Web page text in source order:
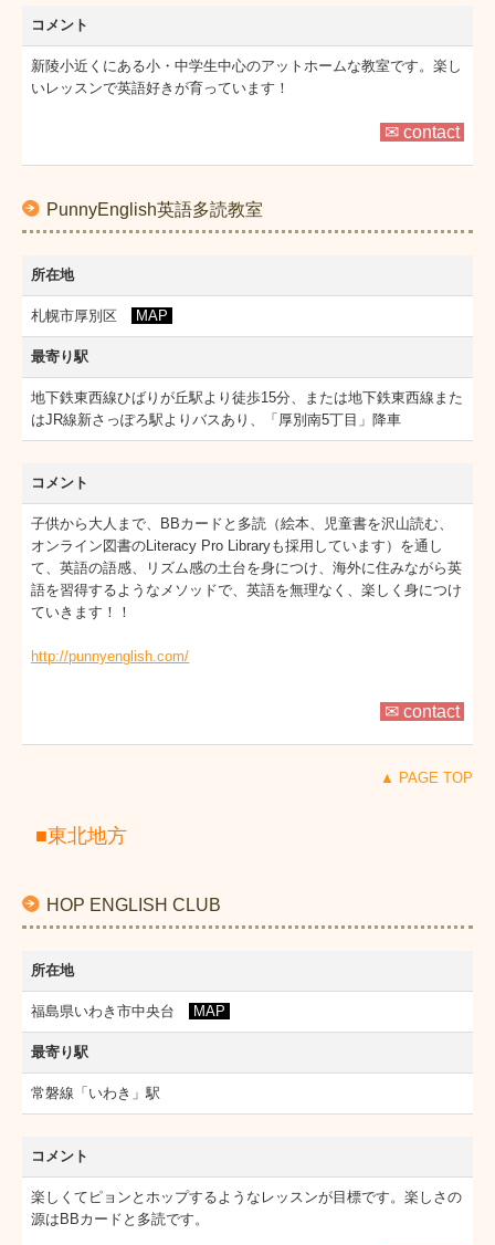
コメント
新陵小近くにある小・中学生中心のアットホームな教室です。楽し
いレッスンで英語好きが育っています！
✉ contact
PunnyEnglish英語多読教室
所在地
札幌市厚別区 MAP
最寄り駅
地下鉄東西線ひばりが丘駅より徒歩15分、または地下鉄東西線また
はJR線新さっぽろ駅よりバスあり、「厚別南5丁目」降車
コメント
子供から大人まで、BBカードと多読（絵本、児童書を沢山読む、
オンライン図書のLiteracy Pro Libraryも採用しています）を通し
て、英語の語感、リズム感の土台を身につけ、海外に住みながら英
語を習得するようなメソッドで、英語を無理なく、楽しく身につけ
ていきます！！
http://punnyenglish.com/
✉ contact
▲ PAGE TOP
■東北地方
HOP ENGLISH CLUB
所在地
福島県いわき市中央台 MAP
最寄り駅
常磐線「いわき」駅
コメント
楽しくてピョンとホップするようなレッスンが目標です。楽しさの
源はBBカードと多読です。